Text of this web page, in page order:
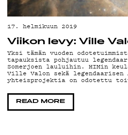
G LIVELAB
YSTÄVÄKLUBI
TIETOSUOJA
KIRJAUDU SISÄÄN
17. helmikuun 2019
Viikon levy: Ville
Yksi tämän vuoden
tapauksista pohjautuu
Somerjoen lauluihin. HIMin
Ville Valon sekä legendaarisen
yhteisprojektia on odotettu
READ MORE